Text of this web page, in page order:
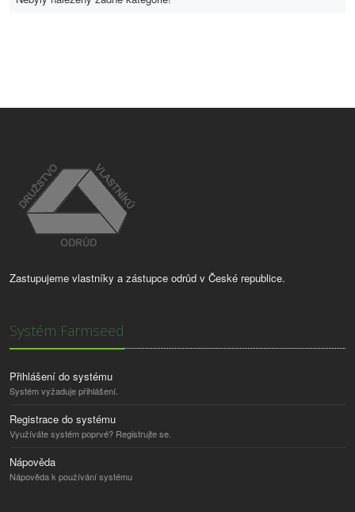
Zastupujeme vlastníky a zástupce odrůd v České republice.
Systém Farmseed
Přihlášení do systému
Systém vyžaduje přihlášení.
Registrace do systému
Využíváte systém poprvé? Registrujte se.
Nápověda
Nápověda k používání systému